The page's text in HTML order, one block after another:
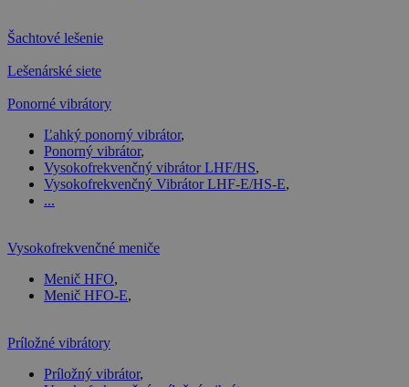
Šachtové lešenie
Lešenárské siete
Ponorné vibrátory
Ľahký ponorný vibrátor,
Ponorný vibrátor,
Vysokofrekvenčný vibrátor LHF/HS,
Vysokofrekvenčný Vibrátor LHF-E/HS-E,
...
Vysokofrekvenčné meniče
Menič HFO,
Menič HFO-E,
Príložné vibrátory
Príložný vibrátor,